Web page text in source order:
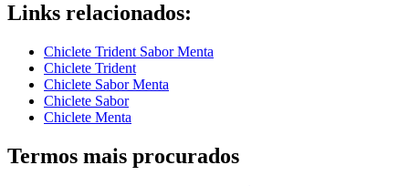
Links relacionados:
Chiclete Trident Sabor Menta
Chiclete Trident
Chiclete Sabor Menta
Chiclete Sabor
Chiclete Menta
Termos mais procurados